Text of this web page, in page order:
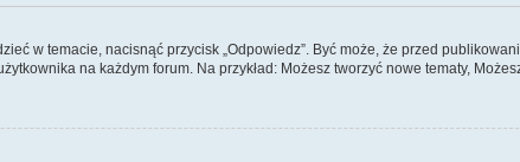
w temacie, nacisnąć przycisk „Odpowiedz”. Być może, że przed
na każdym forum. Na przykład: Możesz tworzyć nowe tematy,